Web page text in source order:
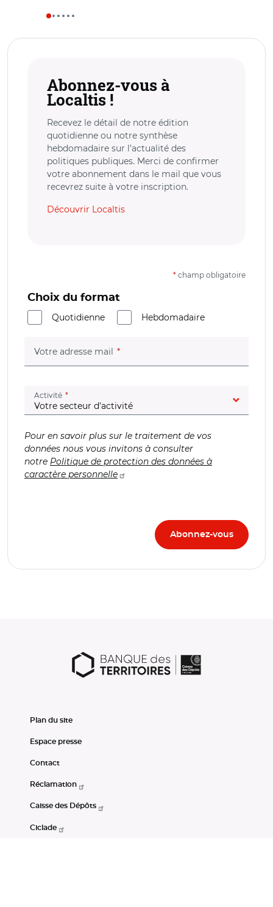
Abonnez-vous à
Localtis !
Recevez le détail de notre édition
quotidienne ou notre synthèse
hebdomadaire sur l’actualité des
politiques publiques. Merci de confirmer
votre abonnement dans le mail que vous
recevrez suite à votre inscription.
Découvrir Localtis
* champ obligatoire
Choix du format
Quotidienne
Hebdomadaire
Votre adresse mail (champ obligatoire)
Activité (champ obligatoire)
Pour en savoir plus sur le traitement de vos
données nous vous invitons à consulter
notre Politique de protection des données à
caractère personnelle
Plan du site
Espace presse
Contact
Réclamation
Caisse des Dépôts
Ciclade